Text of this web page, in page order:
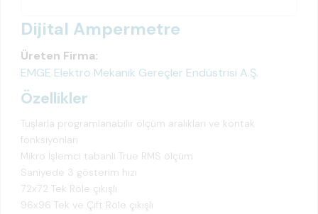
Dijital Ampermetre
Üreten Firma:
EMGE Elektro Mekanik Gereçler Endüstrisi A.Ş.
Özellikler
Tuşlarla programlanabilir ölçüm aralıkları ve kontak
fonksiyonları
Mikro İşlemci tabanlı True RMS ölçüm
Saniyede 3 gösterim hızı
72x72 Tek Röle çıkışlı
96x96 Tek ve Çift Röle çıkışlı